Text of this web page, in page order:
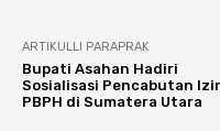
ARTIKULLI PARAPRAK
Bupati Asahan Hadiri
Sosialisasi Pencabutan
PBPH di Sumatera Utara